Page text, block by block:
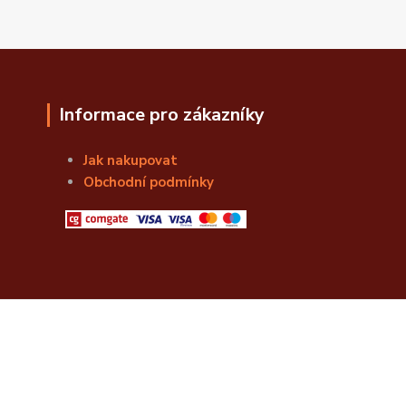
Informace pro zákazníky
Jak nakupovat
Obchodní podmínky